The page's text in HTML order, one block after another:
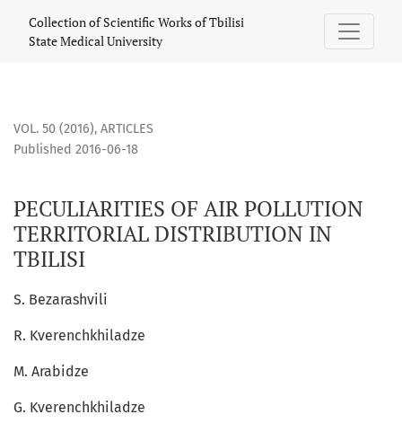
PECULIARITIES OF AIR POLLUTION TERRITORIAL
Collection of Scientific Works of Tbilisi
State Medical University
VOL. 50 (2016), ARTICLES
PECULIARITIES OF AIR POLLUTION
TERRITORIAL DISTRIBUTION IN
TBILISI
Published 2016-06-18
S. Bezarashvili
R. Kverenchkhiladze
M. Arabidze
G. Kverenchkhiladze